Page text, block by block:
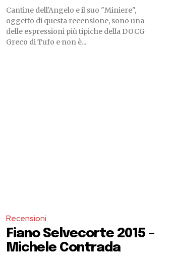
Cantine dell'Angelo e il suo "Miniere",
oggetto di questa recensione, sono una
delle espressioni più tipiche della DOCG
Greco di Tufo e non è...
Recensioni
Fiano Selvecorte 2015 –
Michele Contrada